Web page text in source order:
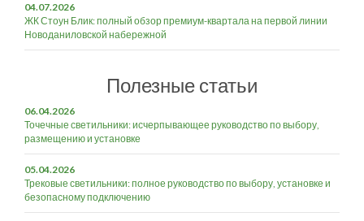
04.07.2026
ЖК Стоун Блик: полный обзор премиум-квартала на первой линии
Новоданиловской набережной
Полезные статьи
06.04.2026
Точечные светильники: исчерпывающее руководство по выбору,
размещению и установке
05.04.2026
Трековые светильники: полное руководство по выбору, установке и
безопасному подключению